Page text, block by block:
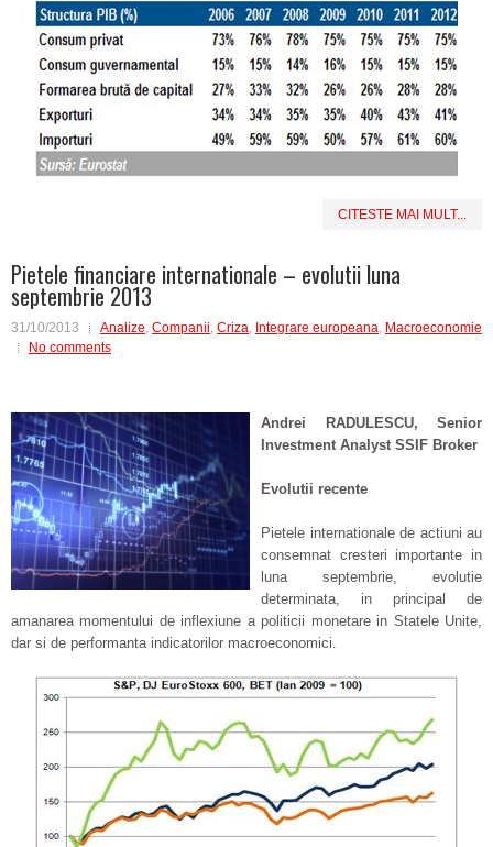
CITESTE MAI MULT...
Pietele financiare internationale – evolutii luna
septembrie 2013
31/10/2013 Analize, Companii, Criza, Integrare europeana, Macroeconomie
No comments
Andrei RADULESCU, Senior
Investment Analyst SSIF Broker
Evolutii recente
Pietele internationale de actiuni au
consemnat cresteri importante in
luna septembrie, evolutie
determinata, in principal de
amanarea momentului de inflexiune a politicii monetare in Statele Unite,
dar si de performanta indicatorilor macroeconomici.